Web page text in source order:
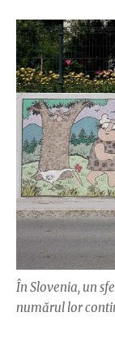
În Slovenia, un
numărul lor